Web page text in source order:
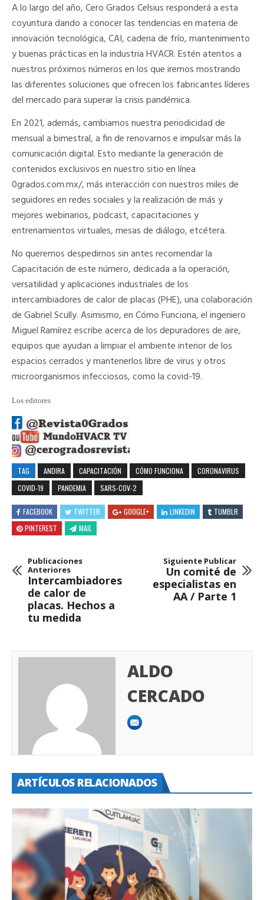
A lo largo del año,Cero Grados Celsiusresponderá a esta
coyuntura dando a conocer las tendencias en materia de
innovación tecnológica, CAI, cadena de frío, mantenimiento
y buenas prácticas en la industria HVACR. Estén atentos a
nuestros próximos números en los que iremos mostrando
las diferentes soluciones que ofrecen los fabricantes líderes
del mercado para superar la crisis pandémica.
En 2021, además, cambiamos nuestra periodicidad de
mensual a bimestral, a fin de renovarnos e impulsar más la
comunicación digital. Esto mediante la generación de
contenidos exclusivos en nuestro sitio en línea
0grados.com.mx/, más interacción con nuestros miles de
seguidores en redes sociales y la realización de más y
mejoreswebinarios, podcast,capacitaciones y
entrenamientos virtuales, mesas de diálogo, etcétera.
No queremos despedirnos sin antes recomendar la
Capacitaciónde este número, dedicada a la operación,
versatilidad y aplicaciones industriales de los
intercambiadores de calor de placas (PHE), una colaboración
de Gabriel Scully. Asimismo, enCómo Funciona,el ingeniero
Miguel Ramírez escribe acerca de los depuradores de aire,
equipos que ayudan a limpiar el ambiente interior de los
espacios cerrados y mantenerlos libre de virus y otros
microorganismos infecciosos, como la covid-19.
Los editores
TAG ANDIRA CAPACITACIÓN CÓMO FUNCIONA
CORONAVIRUS
COVID-19
PANDEMIA SARS-COV-2
FACEBOOK TWITTER GOOGLE+ LINKEDIN
TUMBLR
PINTEREST
MAIL
Publicaciones
Anteriores
Intercambiadores
de calor de
placas. Hechos a
tu medida
Siguiente Publicar
Un comité de
especialistas en
AA / Parte 1
ALDO
CERCADO
ARTÍCULOS RELACIONADOS